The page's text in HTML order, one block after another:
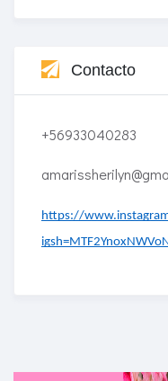
Contacto
+56933040283
https://